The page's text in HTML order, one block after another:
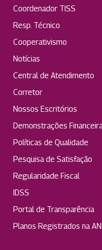
Coordenador TISS
Resp. Técnico
Cooperativismo
Notícias
Central de Atendimento
Corretor
Nossos Escritórios
Demonstrações
Políticas de Qualidade
Pesquisa de Satisfação
Regularidade Fiscal
IDSS
Portal de Transparência
Planos Registrados na